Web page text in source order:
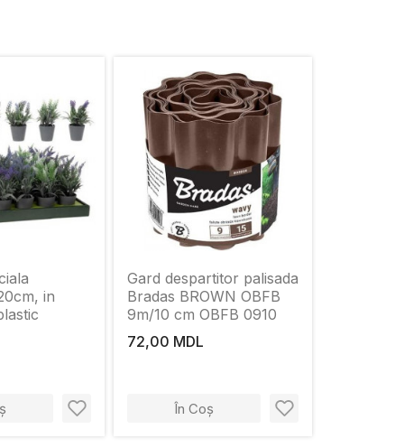
in
Gard despartitor palisada
Bradas BROWN OBFB
9m/10 cm OBFB 0910
72,00 MDL
În Coș